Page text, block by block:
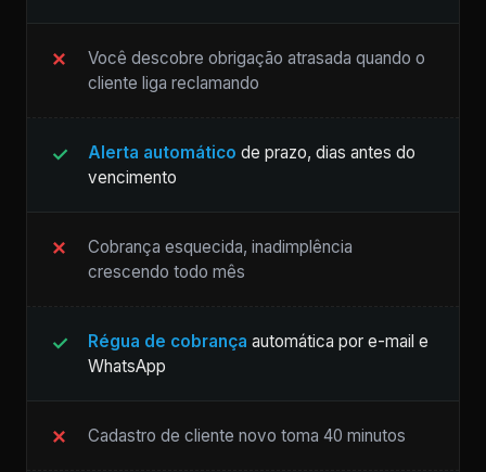
Você descobre obrigação atrasada quando o
cliente liga reclamando
Alerta automático de prazo, dias antes do
vencimento
Cobrança esquecida, inadimplência
crescendo todo mês
Régua de cobrança automática por e-mail e
WhatsApp
Cadastro de cliente novo toma 40 minutos